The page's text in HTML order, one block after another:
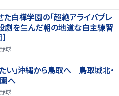
白樺学園の「超絶アライバプレ
劇を生んだ朝の地道な自主練習
野球
い」沖縄から鳥取へ 鳥取城北・
へ
野球